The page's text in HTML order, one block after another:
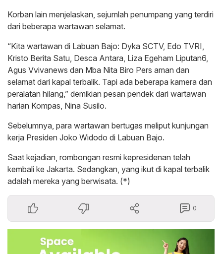
Korban lain menjelaskan, sejumlah penumpang yang terdiri
dari beberapa wartawan selamat.
“Kita wartawan di Labuan Bajo: Dyka SCTV, Edo TVRI,
Kristo Berita Satu, Desca Antara, Liza Egeham Liputan6,
Agus Vvivanews dan Mba Nita Biro Pers aman dan
selamat dari kapal terbalik. Tapi ada beberapa kamera dan
peralatan hilang,” demikian pesan pendek dari wartawan
harian Kompas, Nina Susilo.
Sebelumnya, para wartawan bertugas meliput kunjungan
kerja Presiden Joko Widodo di Labuan Bajo.
Saat kejadian, rombongan resmi kepresidenan telah
kembali ke Jakarta. Sedangkan, yang ikut di kapal terbalik
adalah mereka yang berwisata. (*)
0